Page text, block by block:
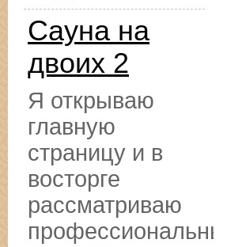
Сауна на
двоих 2
Я открываю
главную
страницу и в
восторге
рассматриваю
профессиональные